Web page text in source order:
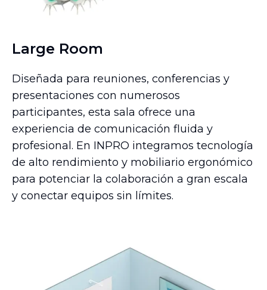
Large Room
Diseñada para reuniones, conferencias y
presentaciones con numerosos
participantes, esta sala ofrece una
experiencia de comunicación fluida y
profesional. En INPRO integramos tecnología
de alto rendimiento y mobiliario ergonómico
para potenciar la colaboración a gran escala
y conectar equipos sin límites.